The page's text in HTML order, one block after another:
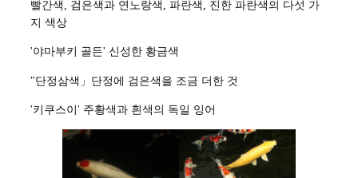
빨간색, 검은색과 연노랑색, 파란색, 진한 파란색의 다섯 가
지 색상
'야마부키 골든' 신성한 황금색
"단정삼색」단정에 검은색을 조금 더한 것
'키쿠스이' 주황색과 흰색의 독일 잉어